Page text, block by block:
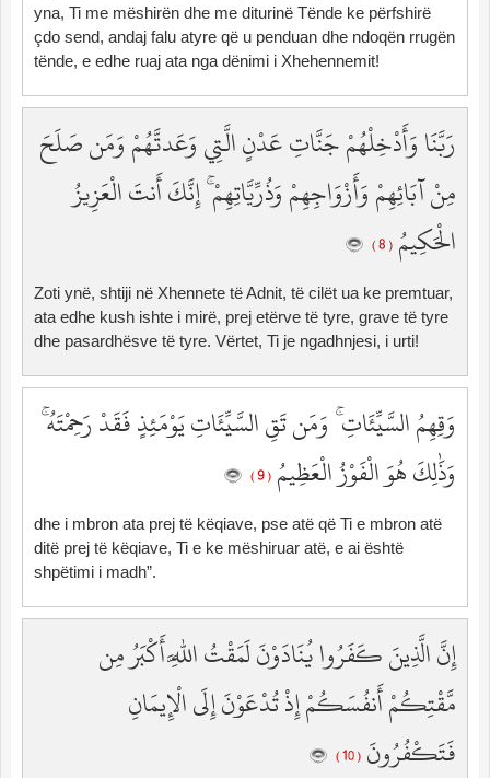
yna, Ti me mëshirën dhe me diturinë Tënde ke përfshirë
çdo send, andaj falu atyre që u penduan dhe ndoqën rrugën
tënde, e edhe ruaj ata nga dënimi i Xhehennemit!
رَبَّنَا وَأَدْخِلْهُمْ جَنَّاتِ عَدْنٍ الَّتِي وَعَدتَّهُمْ وَمَن صَلَحَ
مِنْ آبَائِهِمْ وَأَزْوَاجِهِمْ وَذُرِّيَّاتِهِمْ ۚ إِنَّكَ أَنتَ الْعَزِيزُ
الْحَكِيمُ ( 8 )
Zoti ynë, shtiji në Xhennete të Adnit, të cilët ua ke premtuar,
ata edhe kush ishte i mirë, prej etërve të tyre, grave të tyre
dhe pasardhësve të tyre. Vërtet, Ti je ngadhnjesi, i urti!
وَقِهِمُ السَّيِّئَاتِ ۚ وَمَن تَقِ السَّيِّئَاتِ يَوْمَئِذٍ فَقَدْ رَحِمْتَهُ ۚ
وَذَٰلِكَ هُوَ الْفَوْزُ الْعَظِيمُ ( 9 )
dhe i mbron ata prej të këqiave, pse atë që Ti e mbron atë
ditë prej të këqiave, Ti e ke mëshiruar atë, e ai është
shpëtimi i madh”.
إِنَّ الَّذِينَ كَفَرُوا يُنَادَوْنَ لَمَقْتُ اللَّهِ أَكْبَرُ مِن
مَّقْتِكُمْ أَنفُسَكُمْ إِذْ تُدْعَوْنَ إِلَى الْإِيمَانِ
فَتَكْفُرُونَ ( 10 )